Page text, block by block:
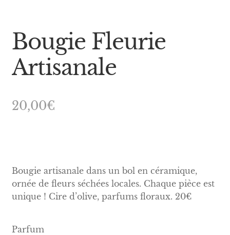
Bougie Fleurie
Artisanale
20,00€
Bougie artisanale dans un bol en céramique,
ornée de fleurs séchées locales. Chaque pièce est
unique ! Cire d’olive, parfums floraux. 20€
Parfum